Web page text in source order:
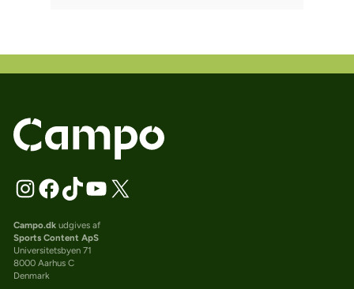
Campo.dkudgives af
Sports Content ApS
Universitetsbyen 71
8000 Aarhus C
Denmark